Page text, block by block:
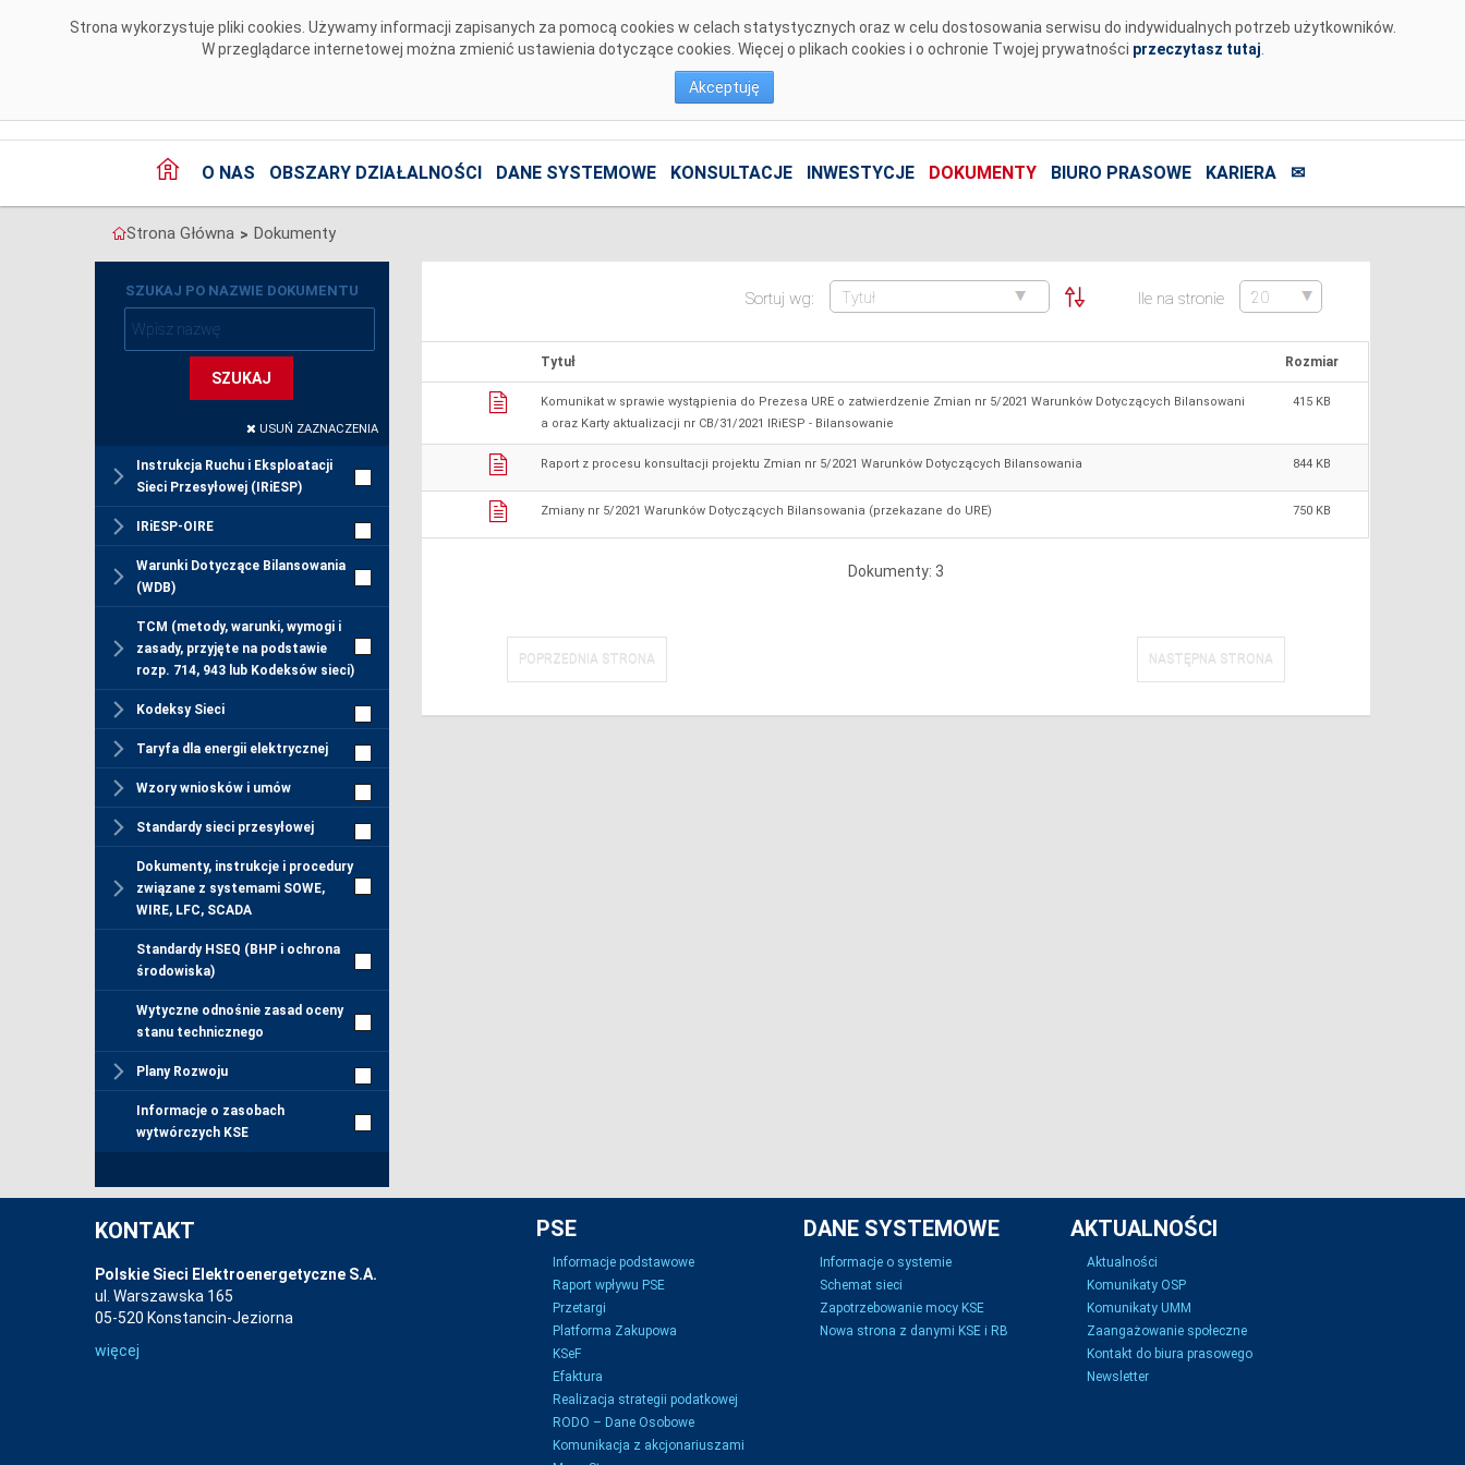
Strona wykorzystuje pliki cookies. Używamy informacji zapisanych za pomocą cookies w celach statystycznych oraz w celu dostosowania serwisu do indywidualnych potrzeb użytkowników.
W przeglądarce internetowej można zmienić ustawienia dotyczące cookies. Więcej o plikach cookies i o ochronie Twojej prywatności przeczytasz tutaj
Akceptuję
O NAS OBSZARY DZIAŁALNOŚCI DANE SYSTEMOWE KONSULTACJE INWESTYCJE DOKUMENTY BIURO PRASOWE KARIERA ✉
Strona Główna > Dokumenty
SZUKAJ PO NAZWIE DOKUMENTU
SZUKAJ
USUŃ ZAZNACZENIA
Instrukcja Ruchu i Eksploatacji
Sieci Przesyłowej (IRiESP)
IRiESP-OIRE
Warunki Dotyczące Bilansowania
(WDB)
TCM (metody, warunki, wymogi i
zasady, przyjęte na podstawie
rozp. 714, 943 lub Kodeksów sieci)
Kodeksy Sieci
Taryfa dla energii elektrycznej
Wzory wniosków i umów
Standardy sieci przesyłowej
Dokumenty, instrukcje i procedury
związane z systemami SOWE,
WIRE, LFC, SCADA
Standardy HSEQ (BHP i ochrona
środowiska)
Wytyczne odnośnie zasad oceny
stanu technicznego
Plany Rozwoju
Informacje o zasobach
wytwórczych KSE
Sortuj wg: Ile na stronie
Tytuł Rozmiar
Komunikat w sprawie wystąpienia do Prezesa URE o zatwierdzenie Zmian nr 5/2021 Warunków Dotyczących Bilansowani
a oraz Karty aktualizacji nr CB/31/2021 IRiESP - Bilansowanie
415 KB
Raport z procesu konsultacji projektu Zmian nr 5/2021 Warunków Dotyczących Bilansowania 844 KB
Zmiany nr 5/2021 Warunków Dotyczących Bilansowania (przekazane do URE) 750 KB
Dokumenty: 3
POPRZEDNIA STRONA NASTĘPNA STRONA
KONTAKT
Polskie Sieci Elektroenergetyczne S.A.
ul. Warszawska 165
05-520 Konstancin-Jeziorna
więcej
PSE
Informacje podstawowe
Raport wpływu PSE
Przetargi
Platforma Zakupowa
KSeF
Efaktura
Realizacja strategii podatkowej
RODO – Dane Osobowe
Komunikacja z akcjonariuszami
DANE SYSTEMOWE
Informacje o systemie
Schemat sieci
Zapotrzebowanie mocy KSE
Nowa strona z danymi KSE i RB
AKTUALNOŚCI
Aktualności
Komunikaty OSP
Komunikaty UMM
Zaangażowanie społeczne
Kontakt do biura prasowego
Newsletter